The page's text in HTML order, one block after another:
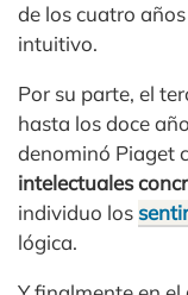
de los cuatro
intuitivo.
Por su parte, el
hasta los doce
denominó Piaget
intelectuales
individuo los
lógica.